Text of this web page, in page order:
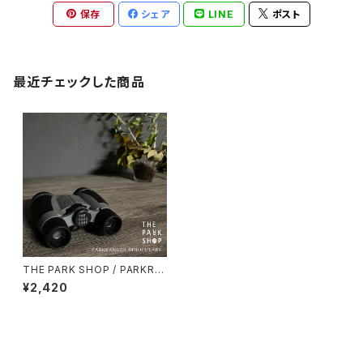
保存 シェア LINE ポスト
最近チェックした商品
THE PARK SHOP / PARKRA
NGER BINOCULARS TPS-4
25 4×30mmガリレオ式双眼鏡
¥2,420